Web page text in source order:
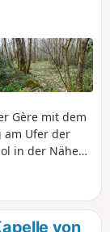
Gère mit dem
am Ufer der
in der Nähe
mit
ist.von